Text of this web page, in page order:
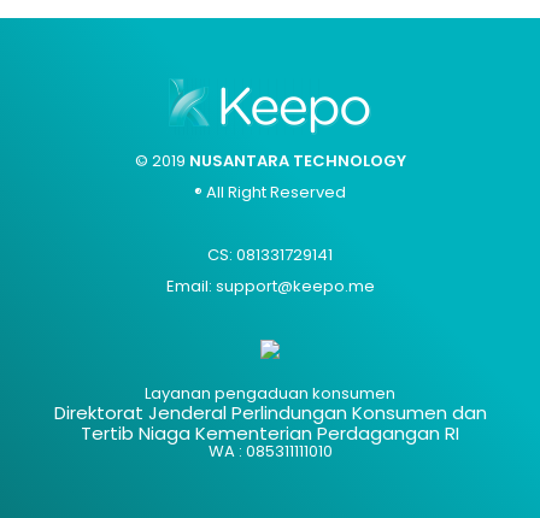
© 2019 NUSANTARA TECHNOLOGY
® All Right Reserved
CS: 081331729141
Email: support@keepo.me
Layanan pengaduan konsumen
Direktorat Jenderal Perlindungan Konsumen dan
Tertib Niaga Kementerian Perdagangan RI
WA : 085311111010